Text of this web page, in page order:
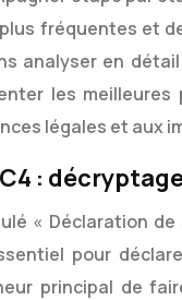
fréquentes et
analyser en
les
légales et aux
:
« Déclaration
pour
principal de